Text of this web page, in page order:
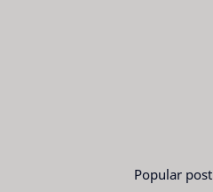
Popular post